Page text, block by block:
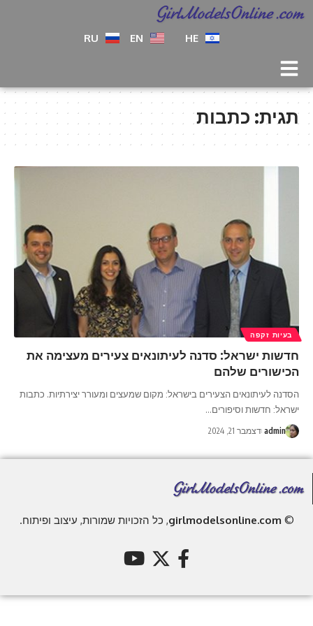
HE
EN
RU
תגית: כתבות
בעיות זקפה
חדשות ישראל: סדנה לעיתונאים צעירים מעצימה את
הכישורים שלהם
הסדנה לעיתונאים הצעירים בישראל: מקום שמעצים ומעורר יצירתיות. כתבות
ישראל: חדשות וסיפורים…
admin דצמבר 21, 2024
©
girlmodelsonline.com, כל הזכויות שמורות, עיצוב ופיתוח.